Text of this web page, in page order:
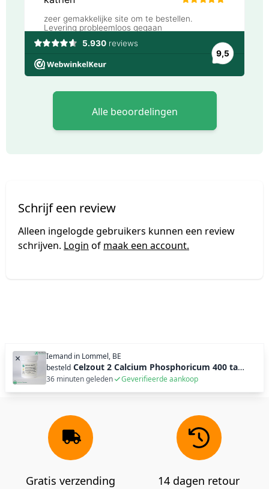
Alle beoordelingen
Schrijf een review
Alleen ingelogde gebruikers kunnen een review
schrijven. Login of maak een account.
× Iemand in Lommel, BE
besteld Celzout 2 Calcium Phosphoricum 400 tabl (100g)
36 minuten geleden Geverifieerde aankoop
Gratis verzending
14 dagen retour